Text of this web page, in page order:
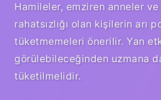
Hamileler, emziren anneler
rahatsızlığı olan kişilerin arı
tüketmemeleri önerilir. Yan
görülebileceğinden uzmana
tüketilmelidir.